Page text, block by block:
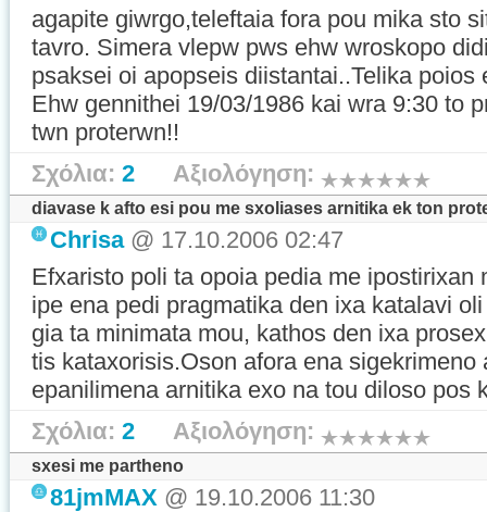
agapite giwrgo,teleftaia fora pou mika sto
tavro. Simera vlepw pws ehw wroskopo
psaksei oi apopseis diistantai..Telika
Ehw gennithei 19/03/1986 kai wra 9:30 to
twn proterwn!!
Σχόλια: 2 Αξιολόγηση:
diavase k afto esi pou me sxoliases arnitika ek ton
Chrisa@ 17.10.2006 02:47
Efxaristo poli ta opoia pedia me ipostirixan
ipe ena pedi pragmatika den ixa katalavi
gia ta minimata mou, kathos den ixa
tis kataxorisis.Oson afora ena sigekrimeno
epanilimena arnitika exo na tou diloso pos
Σχόλια: 2 Αξιολόγηση:
sxesi me partheno
81jmMAX @ 19.10.2006 11:30